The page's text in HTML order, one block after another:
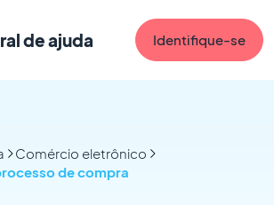
de ajuda Identifique-se
Comércio eletrônico
de compra